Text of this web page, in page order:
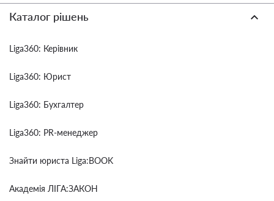
Каталог рішень
Liga360: Керівник
Liga360: Юрист
Liga360: Бухгалтер
Liga360: PR-менеджер
Знайти юриста Liga:BOOK
Академія ЛІГА:ЗАКОН